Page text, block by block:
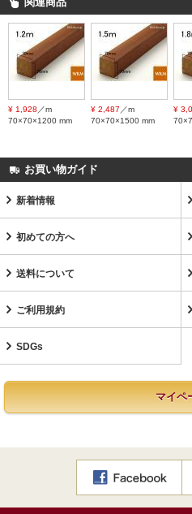
¥ 1,928 ／m
70×70×1200 mm
¥ 2,487 ／m
70×70×1500 mm
¥
お買い物ガイド
新着情報
初めての方へ
送料について
ご利用規約
SDGs
マイペ